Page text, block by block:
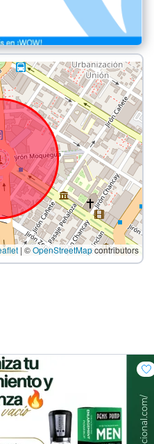
|©OpenStreetMapcontributors